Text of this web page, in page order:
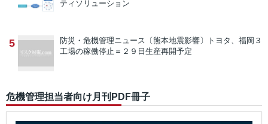
ティソリューション
5 防災・危機管理ニュース 〔熊本地震影響〕トヨタ、福岡３
工場の稼働停止＝２９日生産再開予定
危機管理担当者向け月刊PDF冊子